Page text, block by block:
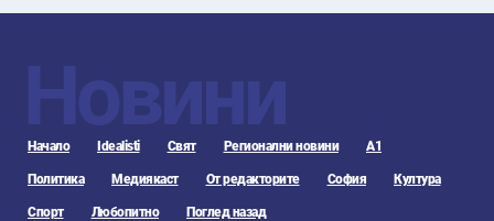
Новини
Начало Idealisti Свят Регионални новини А1
Политика Медиякаст От редакторите София Култура
Спорт Любопитно Поглед назад